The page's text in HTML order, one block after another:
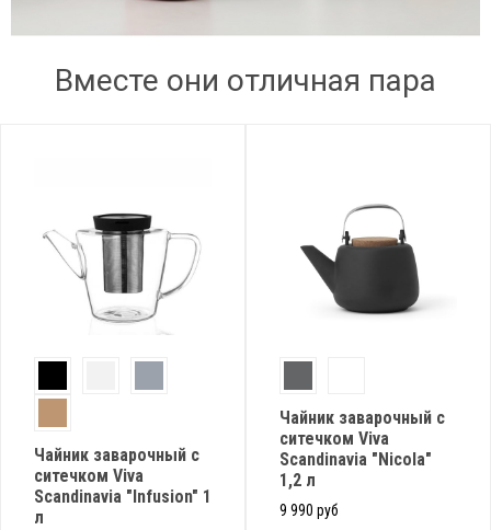
Вместе они отличная пара
Чайник заварочный с
ситечком Viva
Scandinavia "Infusion" 1
л
Чайник заварочный с
ситечком Viva
Scandinavia "Nicola"
1,2 л
9 990 руб